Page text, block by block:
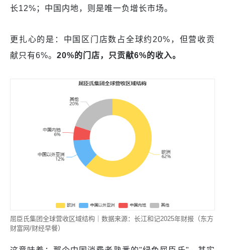
长12%；中国内地，则是唯一负增长市场。
更扎心的是：中国区门店数占全球约20%，但营收贡
献只有6%。 20%的门店，只贡献6%的收入。
屈臣氏集团全球营收区域结构｜数据来源：长江和记2025年财报（东方
财富网/财经早餐）